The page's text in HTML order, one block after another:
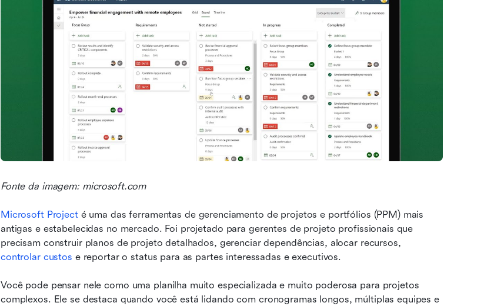
Fonte da imagem: microsoft.com
Microsoft Project é uma das ferramentas de gerenciamento de projetos e portfólios (PPM) mais
antigas e estabelecidas no mercado. Foi projetado para gerentes de projeto profissionais que
controlar custos e reportar o status para as partes interessadas e executivos.
Você pode pensar nele como uma planilha muito especializada e muito poderosa para projetos
complexos. Ele se destaca quando você está lidando com cronogramas longos, múltiplas equipes e